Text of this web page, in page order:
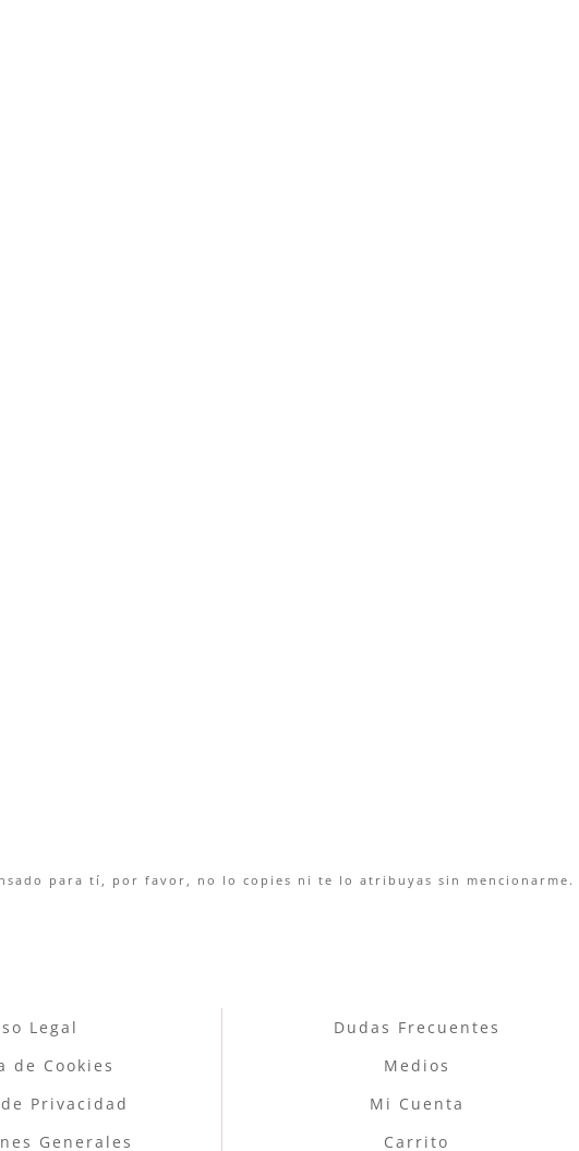
para tí, por favor, no lo copies ni te lo atribuyas sin mencionarme.
Legal
de Cookies
Privacidad
Generales
Dudas Frecuentes
Medios
Mi Cuenta
Carrito